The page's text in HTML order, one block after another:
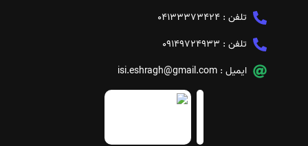
تلفن : 04133373424
تلفن : 09149724933
ایمیل : isi.eshragh@gmail.com